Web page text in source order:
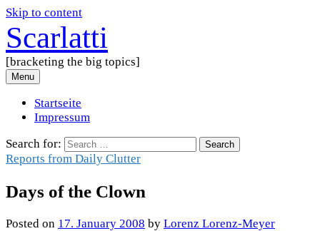
Skip to content
Scarlatti
[bracketing the big topics]
Menu
Startseite
Impressum
Search for:
Reports from Daily Clutter
Days of the Clown
Posted on 17. January 2008 by Lorenz Lorenz-Meyer